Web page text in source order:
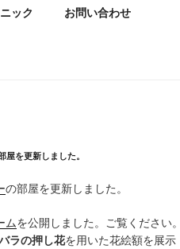
ック お問い合わせ
屋を更新しました。
の部屋を更新しました。
ムを公開しました。ご覧ください。
ラの押し花を用いた花絵額を展示